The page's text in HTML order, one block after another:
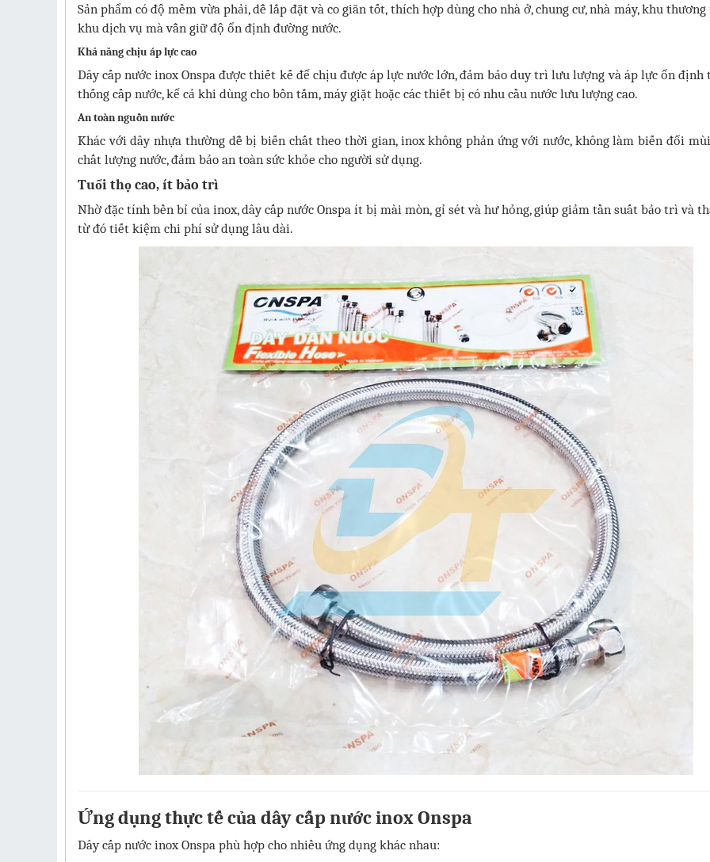
Sản phẩm có độ mềm vừa phải, dễ lắp đặt và co giãn tốt, thích hợp dùng cho nhà ở, chung cư, nhà máy, khu
khu dịch vụ mà vẫn giữ độ ổn định đường nước.
Khả năng chịu áp lực cao
Dây cấp nước inox Onspa được thiết kế để chịu được áp lực nước lớn, đảm bảo duy trì lưu lượng và áp lực ổn định
thống cấp nước, kể cả khi dùng cho bồn tắm, máy giặt hoặc các thiết bị có nhu cầu nước lưu lượng cao.
An toàn nguồn nước
Khác với dây nhựa thường dễ bị biến chất theo thời gian, inox không phản ứng với nước, không làm biến đổi
chất lượng nước, đảm bảo an toàn sức khỏe cho người sử dụng.
Tuổi thọ cao, ít bảo trì
Nhờ đặc tính bền bỉ của inox, dây cấp nước Onspa ít bị mài mòn, gỉ sét và hư hỏng, giúp giảm tần suất bảo trì và
từ đó tiết kiệm chi phí sử dụng lâu dài.
Ứng dụng thực tế của dây cấp nước inox Onspa
Dây cấp nước inox Onspa phù hợp cho nhiều ứng dụng khác nhau: